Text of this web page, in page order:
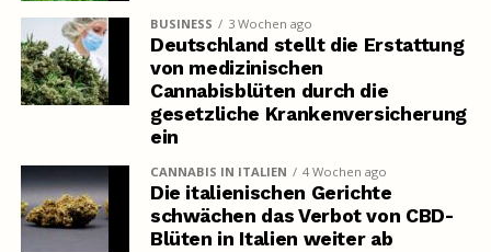
BUSINESS 3 Wochen ago
Deutschland stellt die Erstattung
von medizinischen
Cannabisblüten durch die
gesetzliche Krankenversicherung
ein
CANNABIS IN ITALIEN 4 Wochen ago
Die italienischen Gerichte
schwächen das Verbot von CBD-
Blüten in Italien weiter ab